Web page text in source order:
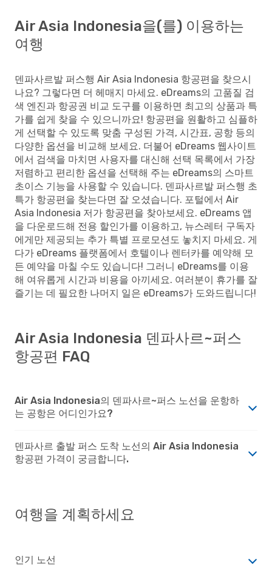
Air Asia Indonesia을(를) 이용하는
여행
덴파사르발 퍼스행 Air Asia Indonesia 항공편을 찾으시
나요? 그렇다면 더 헤매지 마세요. eDreams의 고품질 검
색 엔진과 항공권 비교 도구를 이용하면 최고의 상품과 특
가를 쉽게 찾을 수 있으니까요! 항공편을 원활하고 심플하
게 선택할 수 있도록 맞춤 구성된 가격, 시간표, 공항 등의
다양한 옵션을 비교해 보세요. 더불어 eDreams 웹사이트
에서 검색을 마치면 사용자를 대신해 선택 목록에서 가장
저렴하고 편리한 옵션을 선택해 주는 eDreams의 스마트
초이스 기능을 사용할 수 있습니다. 덴파사르발 퍼스행 초
특가 항공편을 찾는다면 잘 오셨습니다. 포털에서 Air
Asia Indonesia 저가 항공편을 찾아보세요. eDreams 앱
을 다운로드해 전용 할인가를 이용하고, 뉴스레터 구독자
에게만 제공되는 추가 특별 프로모션도 놓치지 마세요. 게
다가 eDreams 플랫폼에서 호텔이나 렌터카를 예약해 모
든 예약을 마칠 수도 있습니다! 그러니 eDreams를 이용
해 여유롭게 시간과 비용을 아끼세요. 여러분이 휴가를 잘
즐기는 데 필요한 나머지 일은 eDreams가 도와드립니다!
Air Asia Indonesia 덴파사르~퍼스
항공편 FAQ
Air Asia Indonesia의 덴파사르~퍼스 노선을 운항하
는 공항은 어디인가요?
덴파사르 출발 퍼스 도착 노선의 Air Asia Indonesia
항공편 가격이 궁금합니다.
여행을 계획하세요
인기 노선